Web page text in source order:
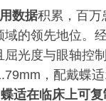
数据积累，百万
的领先地位。
光度与眼轴控
，配戴蝶
蝶适在临床上可